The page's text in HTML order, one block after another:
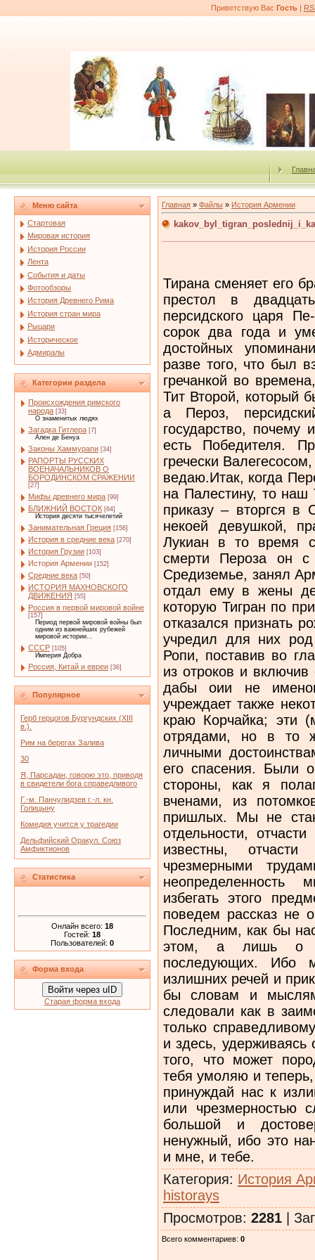
Приветствую Вас Гость |
Меню сайта
Стартовая
Мировая история
История России
Лента
События и даты
Фотообзоры
История Древнего Рима
История стран мира
Рыцари
Историческое
Адмиралы
Категории раздела
Происхождения римского
народа [33]
О знаменитых людях
Загадка Гитлера [7]
Ален де Бенуа
Законы Хаммурапи [34]
РАПОРТЫ РУССКИХ
ВОЕНАЧАЛЬНИКОВ О
БОРОДИНСКОМ СРАЖЕНИИ
[27]
Мифы древнего мира [99]
БЛИЖНИЙ ВОСТОК [64]
История десяти тысячелетий
Занимательная Греция [156]
История в средние века [270]
История Грузии [103]
История Армении [152]
Средние века [50]
ИСТОРИЯ МАХНОВСКОГО
ДВИЖЕНИЯ [55]
Россия в первой мировой войне
[157]
Период первой мировой войны был
одним из важнейших рубежей
мировой истории...
СССР [105]
Империя Добра
Россия, Китай и евреи [36]
Популярное
Герб герцогов Бургундских (XIII
в.).
Рим на берегах Залива
30
Я, Парсадан, говорю это, приводя
в свидетели бога справедливого
Г.-м. Панчулидзев г.-л. кн.
Голицыну
Комедия учится у трагедии
Дельфийский Оракул. Союз
Амфиктионов
Статистика
Онлайн всего: 18
Гостей: 18
Пользователей: 0
Форма входа
Войти через uID
Старая форма входа
Главная » Файлы » История Армении
Тирана сменяет его
престол в
персидского царя
сорок два года и
достойных
разве того, что был
гречанкой во
Тит Второй, который
а Пероз,
государство, почему
есть Победителя.
гречески
ведаю.Итак, когда
на Палестину, то
приказу – вторгся
некоей девушкой,
Лукиан в то время
смерти Пероза он
Средиземье, занял
отдал ему в жены
которую Тигран по
отказался признать
учредил для них
Ропи, поставив во
из отроков и включив
дабы оии не
учреждает также
краю Корчайка; эти
отрядами, но в то
личными
его спасения. Были
стороны, как я
вченами, из
пришлых. Мы не
отдельности,
известны,
чрезмерными
неопределенность
избегать этого
поведем рассказ не
Последним, как бы
этом, а лишь о
последующих. Ибо
излишних речей и
бы словам и
следовали как в
только
и здесь, удерживаясь
того, что может
тебя умоляю и
принуждай нас к
или чрезмерностью
большой и
ненужный, ибо это
и мне, и тебе.
Категория: История
historays
Просмотров: 2281 |
Всего комментариев: 0